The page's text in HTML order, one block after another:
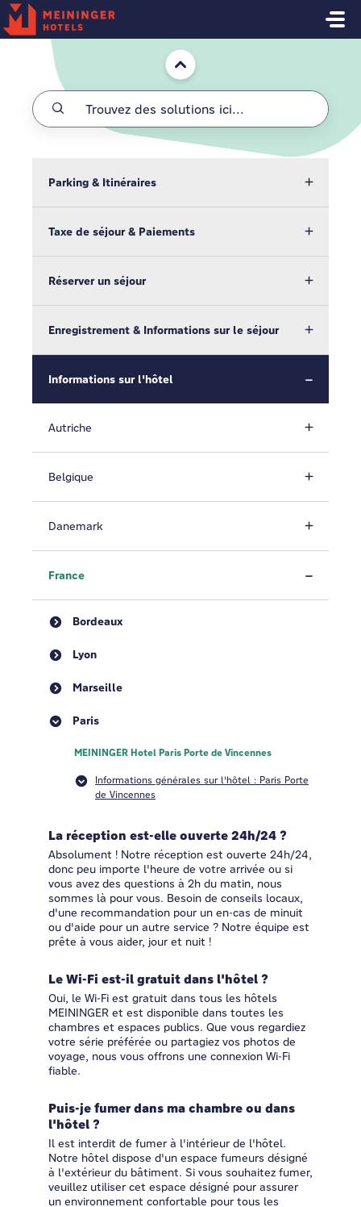
Passer au contenu principal
Accueil
Parking & Itinéraires
Taxe de séjour & Paiements
Réserver un séjour
Enregistrement & Informations sur le séjour
Informations sur l'hôtel
Autriche
Belgique
Danemark
France
Bordeaux
Lyon
Marseille
Paris
MEININGER Hotel Paris Porte de Vincennes
Informations générales sur l'hôtel : Paris Porte
de Vincennes
La réception est-elle ouverte 24h/24 ?
Absolument ! Notre réception est ouverte 24h/24,
donc peu importe l'heure de votre arrivée ou si
vous avez des questions à 2h du matin, nous
sommes là pour vous. Besoin de conseils locaux,
d'une recommandation pour un en-cas de minuit
ou d'aide pour un autre service ? Notre équipe est
prête à vous aider, jour et nuit !
Le Wi-Fi est-il gratuit dans l'hôtel ?
Oui, le Wi-Fi est gratuit dans tous les hôtels
MEININGER et est disponible dans toutes les
chambres et espaces publics. Que vous regardiez
votre série préférée ou partagiez vos photos de
voyage, nous vous offrons une connexion Wi-Fi
fiable.
Puis-je fumer dans ma chambre ou dans
l'hôtel ?
Il est interdit de fumer à l'intérieur de l'hôtel.
Notre hôtel dispose d'un espace fumeurs désigné
à l'extérieur du bâtiment. Si vous souhaitez fumer,
veuillez utiliser cet espace désigné pour assurer
un environnement confortable pour tous les